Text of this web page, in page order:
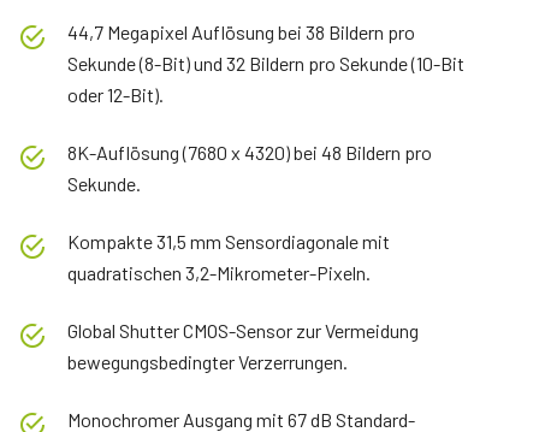
44,7 Megapixel Auflösung bei 38 Bildern pro
Sekunde (8-Bit) und 32 Bildern pro Sekunde (10-Bit
oder 12-Bit).
8K-Auflösung (7680 x 4320) bei 48 Bildern pro
Sekunde.
Kompakte 31,5 mm Sensordiagonale mit
quadratischen 3,2-Mikrometer-Pixeln.
Global Shutter CMOS-Sensor zur Vermeidung
bewegungsbedingter Verzerrungen.
Monochromer Ausgang mit 67 dB Standard-